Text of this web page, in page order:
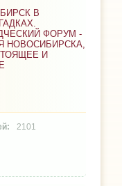
В
ФОРУМ -
НОВОСИБИРСКА,
И
2101